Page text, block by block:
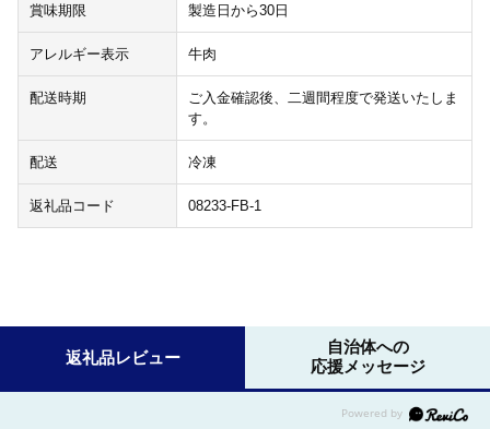
賞味期限 製造日から30日
アレルギー表示 牛肉
配送時期
ご入金確認後、二週間程度で発送いたしま
す。
配送 冷凍
返礼品コード 08233-FB-1
返礼品レビュー
自治体への
応援メッセージ